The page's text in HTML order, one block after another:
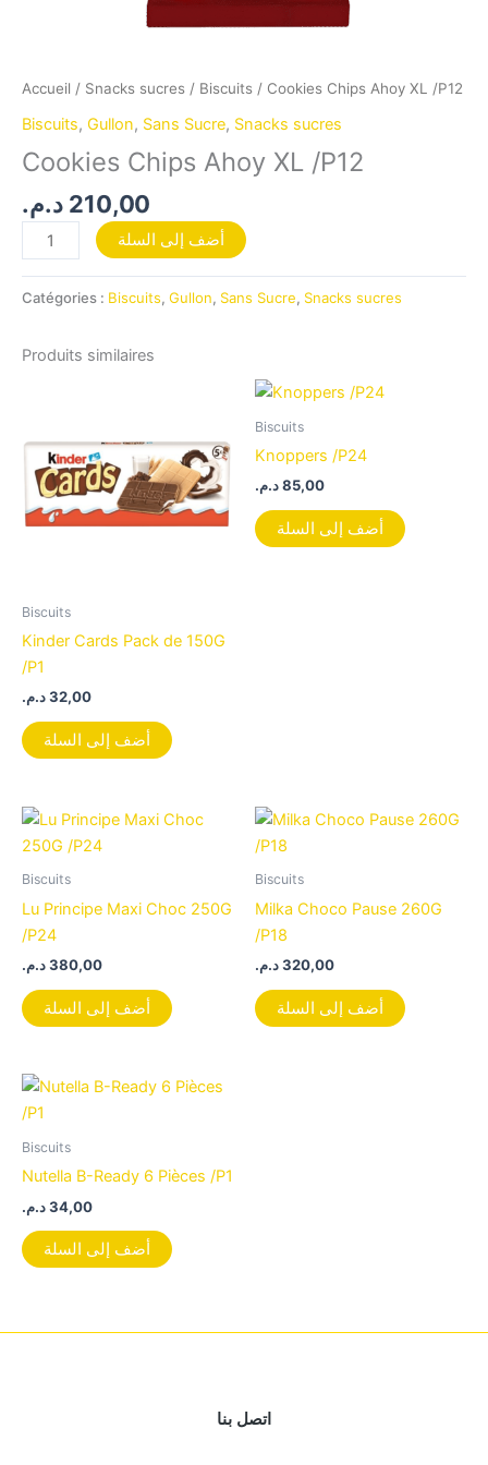
Accueil / Snacks sucres / Biscuits / Cookies Chips Ahoy XL /P12
Biscuits, Gullon, Sans Sucre, Snacks sucres
Cookies Chips Ahoy XL /P12
210,00 د.م.
أضف إلى السلة
Catégories : Biscuits, Gullon, Sans Sucre, Snacks sucres
Produits similaires
Biscuits
Kinder Cards Pack de 150G
/P1
32,00د.م.
أضف إلى السلة
Biscuits
Knoppers /P24
85,00د.م.
أضف إلى السلة
Biscuits
Lu Principe Maxi Choc 250G
/P24
380,00د.م.
أضف إلى السلة
Biscuits
Milka Choco Pause 260G
/P18
320,00د.م.
أضف إلى السلة
Biscuits
Nutella B-Ready 6 Pièces /P1
34,00د.م.
أضف إلى السلة
اتصل بنا